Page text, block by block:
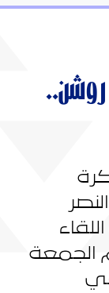
دوري روشن..
الجمعة